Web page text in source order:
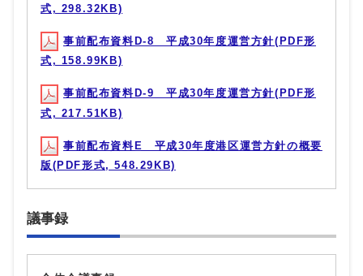
式, 298.32KB)
事前配布資料D-8 平成30年度運営方針(PDF形
式, 158.99KB)
事前配布資料D-9 平成30年度運営方針(PDF形
式, 217.51KB)
事前配布資料E 平成30年度港区運営方針の概要
版(PDF形式, 548.29KB)
議事録